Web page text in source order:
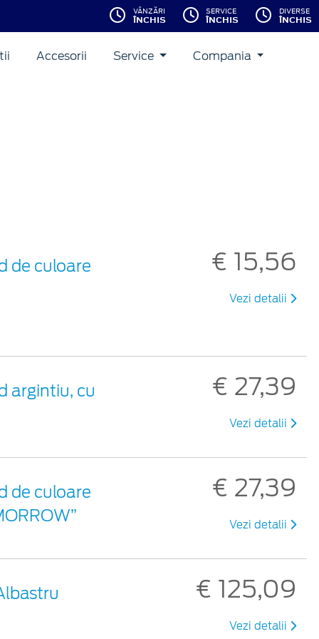
VÂNZĂRI
ÎNCHIS
SERVICE
ÎNCHIS
DIVERSE
ÎNCHIS
Accesorii Service Compania
de culoare
€ 15,56
Vezi detalii
argintiu, cu
€ 27,39
Vezi detalii
de culoare
€ 27,39
Vezi detalii
€ 125,09
Vezi detalii